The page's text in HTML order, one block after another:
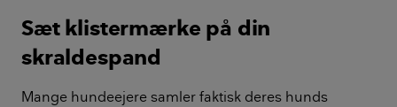
Sæt klistermærke på din
skraldespand
Mange hundeejere samler faktisk deres hunds